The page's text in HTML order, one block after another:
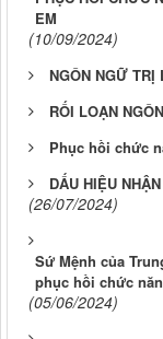
EM
(10/09/2024)
NGÔN NGỮ TRỊ
RỐI LOẠN
Phục hồi chức
DẤU HIỆU
(26/07/2024)
Sứ Mệnh của
phục hồi chức
(05/06/2024)